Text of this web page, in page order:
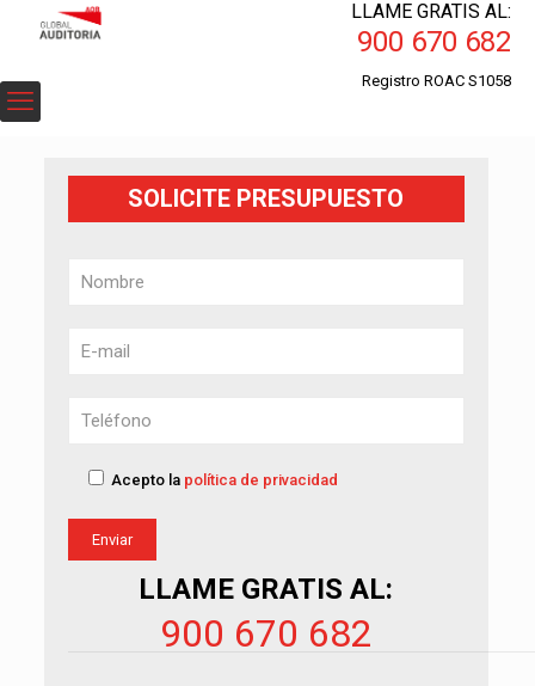
LLAME GRATIS AL:
900 670 682
Registro ROAC S1058
SOLICITE PRESUPUESTO
Acepto la política de privacidad
LLAME GRATIS AL:
900 670 682